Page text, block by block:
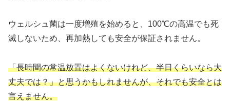
ウェルシュ菌は一度増殖を始めると、100℃の高温でも死
滅しないため、再加熱しても安全が保証されません。
「長時間の常温放置はよくないけれど、半日くらいなら大
丈夫では？」と思うかもしれませんが、それでも安全とは
言えません。